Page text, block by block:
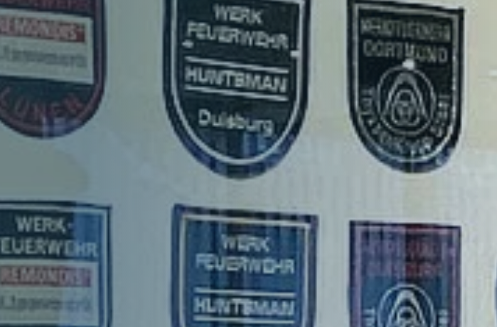
Veranstaltungen der Feuerwehren
Veranstaltungen der Feuerwehren
Leistungsnachweis
Veranstaltungen der Feuerwehren
Veranstaltungen der Feuerwehren
Veranstaltungen der Feuerwehren
Struktur
Struktur
Mitglieder
Organe